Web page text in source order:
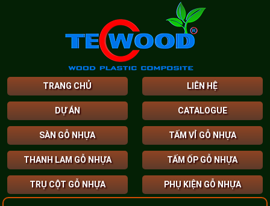
TRANG CHỦ LIÊN HỆ
DỰ ÁN CATALOGUE
SÀN GỖ NHỰA TẤM VỈ GỖ NHỰA
THANH LAM GỖ NHỰA TẤM ỐP GỖ NHỰA
TRỤ CỘT GỖ NHỰA PHỤ KIỆN GỖ NHỰA